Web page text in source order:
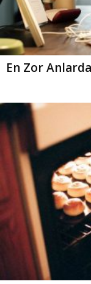
En Zor